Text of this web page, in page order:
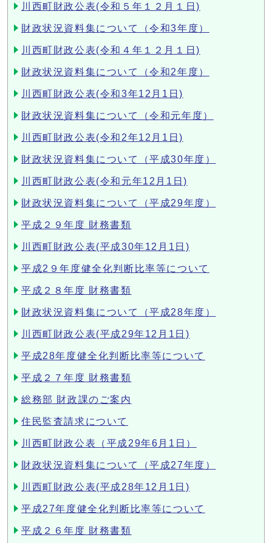
川西町財政公表(令和５年１２月１日)
財政状況資料集について（令和3年度）
川西町財政公表(令和４年１２月１日)
財政状況資料集について（令和2年度）
川西町財政公表(令和3年12月1日)
財政状況資料集について（令和元年度）
川西町財政公表(令和2年12月1日)
財政状況資料集について（平成30年度）
川西町財政公表(令和元年12月1日)
財政状況資料集について（平成29年度）
平成２９年度 財務書類
川西町財政公表(平成30年12月1日)
平成2９年度健全化判断比率等について
平成２８年度 財務書類
財政状況資料集について（平成28年度）
川西町財政公表(平成29年12月1日)
平成28年度健全化判断比率等について
平成２７年度 財務書類
総務部 財政課のご案内
住民監査請求について
川西町財政公表（平成29年6月1日）
財政状況資料集について（平成27年度）
川西町財政公表(平成28年12月1日)
平成27年度健全化判断比率等について
平成２６年度 財務書類